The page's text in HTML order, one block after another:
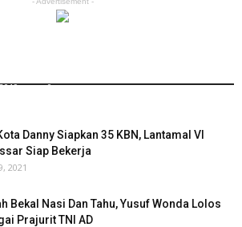
Banjir Di Jeneponto
0
Danny Siapkan 35 KBN, Lantamal VI
Siap Bekerja
2021
Bekal Nasi Dan Tahu, Yusuf Wonda Lolos
Prajurit TNI AD